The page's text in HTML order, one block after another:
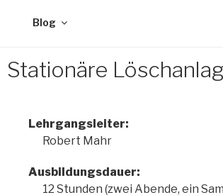
Blog
Stationäre
Lehrgangsleiter:
Robert Mahr
Ausbildungsdauer:
12 Stunden (zwei Abende, ein